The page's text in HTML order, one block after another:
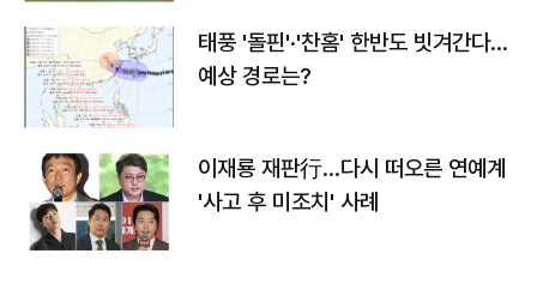
태풍 '돌핀'·'찬홈' 한반도 빗겨간다…
예상 경로는?
이재룡 재판行…다시 떠오른 연예계
'사고 후 미조치' 사례